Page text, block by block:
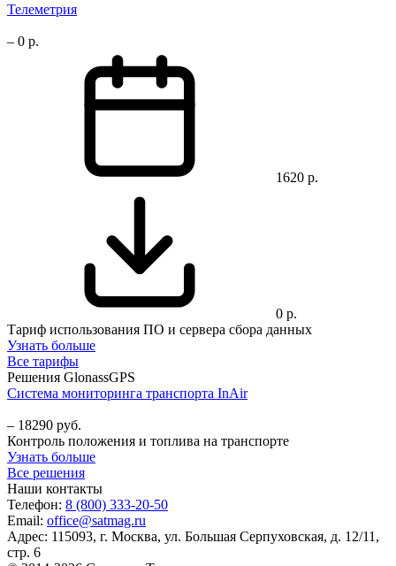
Телеметрия
– 0 р.
1620 р.
0 р.
Тариф использования ПО и сервера сбора данных
Узнать больше
Все тарифы
Решения GlonassGPS
Система мониторинга транспорта InAir
– 18290 руб.
Контроль положения и топлива на транспорте
Узнать больше
Все решения
Наши контакты
Телефон: 8 (800) 333-20-50
Email: office@satmag.ru
Адрес: 115093, г. Москва, ул. Большая Серпуховская, д. 12/11,
стр. 6